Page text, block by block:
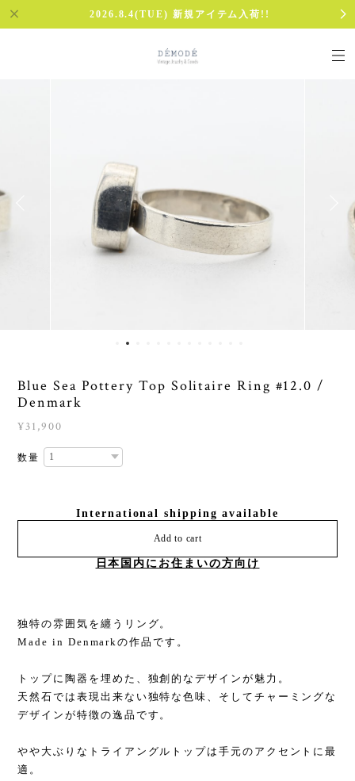
2026.8.4(TUE) 新規アイテム入荷!!
Blue Sea Pottery Top Solitaire Ring #12.0 /
Denmark
¥31,900
数量
International shipping available
Add to cart
日本国内にお住まいの方向け
独特の雰囲気を纏うリング。
Made in Denmarkの作品です。
トップに陶器を埋めた、独創的なデザインが魅力。
天然石では表現出来ない独特な色味、そしてチャーミングな
デザインが特徴の逸品です。
やや大ぶりなトライアングルトップは手元のアクセントに最
適。